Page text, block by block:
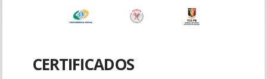
CERTIFICADOS